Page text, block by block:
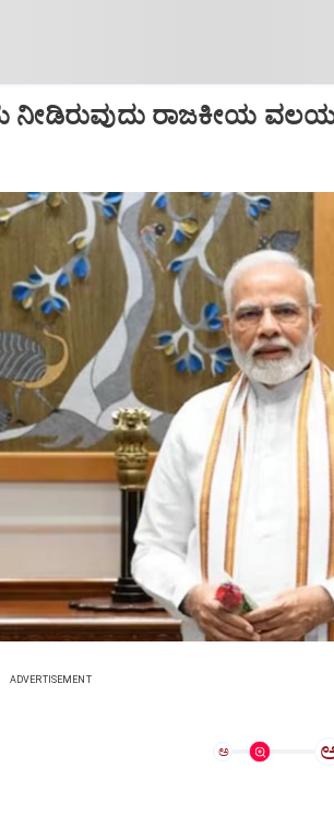
ನೀಡಿರುವುದು ರಾಜಕೀಯ
ADVERTISEMENT
ಅ